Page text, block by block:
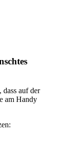
auf der
am Handy